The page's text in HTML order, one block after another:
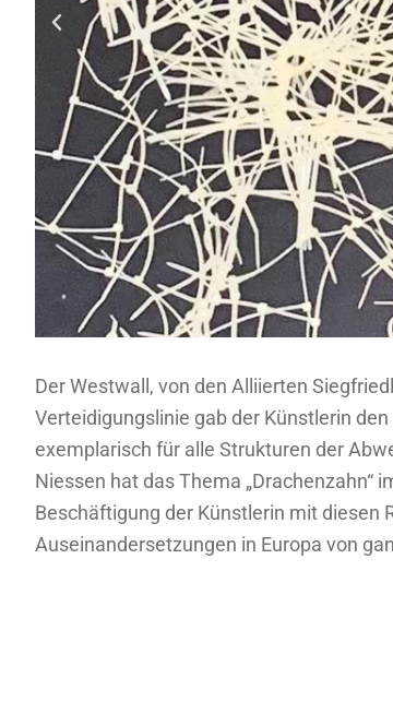
Der Westwall, von den Alliierten
Verteidigungslinie gab der Künstlerin
exemplarisch für alle Strukturen der
Niessen hat das Thema
Beschäftigung der Künstlerin mit diesen
Auseinandersetzungen in Europa von